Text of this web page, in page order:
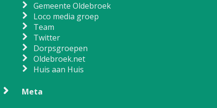
Gemeente Oldebroek
Loco media groep
Team
Twitter
Dorpsgroepen
Oldebroek.net
Huis aan Huis
Meta